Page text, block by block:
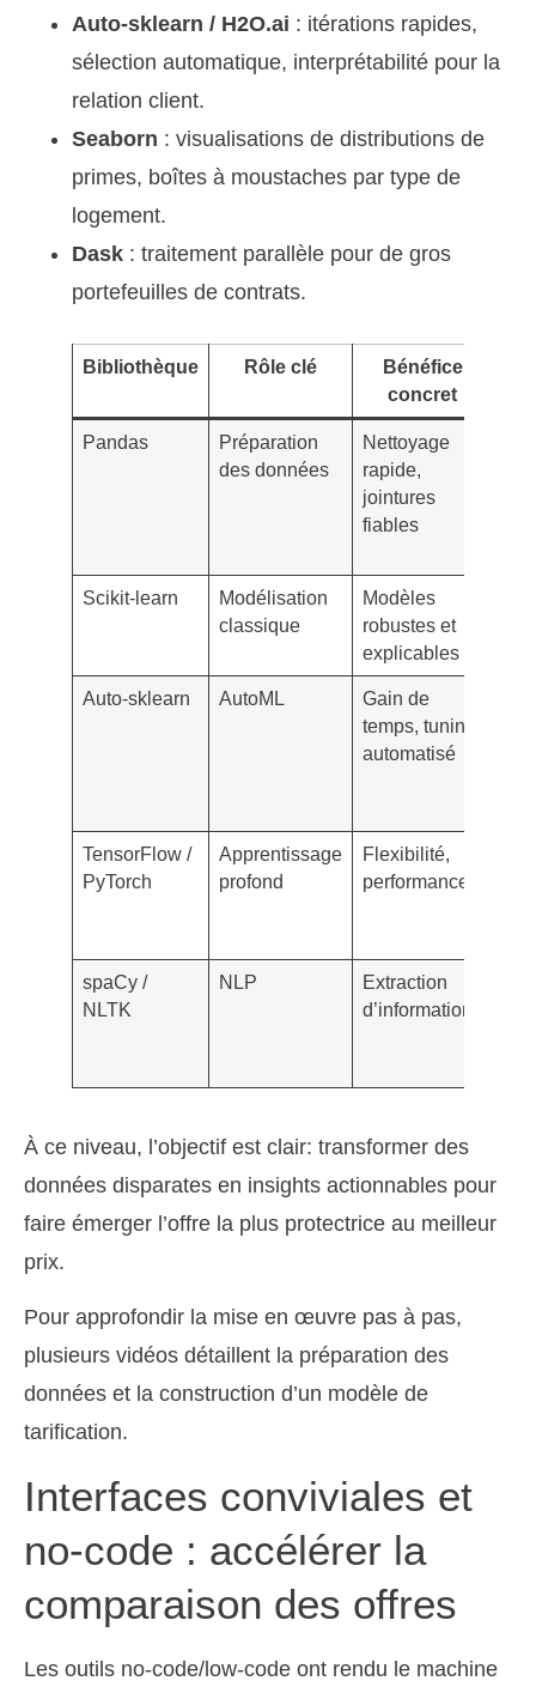
Auto-sklearn / H2O.ai : itérations rapides,
sélection automatique, interprétabilité pour la
relation client.
Seaborn : visualisations de distributions de
primes, boîtes à moustaches par type de
logement.
Dask : traitement parallèle pour de gros
portefeuilles de contrats.
Bibliothèque Rôle clé
Bénéfice
concret
Pandas
Préparation
des données
Nettoyage
rapide,
jointures
fiables
Scikit-learn
Modélisation
classique
Modèles
robustes et
explicables
Auto-sklearn AutoML
Gain de
temps, tuning
automatisé
TensorFlow /
PyTorch
Apprentissage
profond
Flexibilité,
performance
spaCy /
NLTK
NLP
Extraction
d’informations
À ce niveau, l’objectif est clair: transformer des
données disparates en insights actionnables pour
faire émerger l’offre la plus protectrice au meilleur
prix.
Pour approfondir la mise en œuvre pas à pas,
plusieurs vidéos détaillent la préparation des
données et la construction d’un modèle de
tarification.
Interfaces conviviales et
no-code : accélérer la
comparaison des offres
Les outils no-code/low-code ont rendu le machine